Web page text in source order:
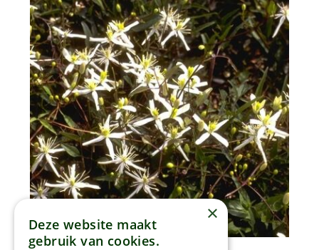
×
Deze website maakt
gebruik van cookies.